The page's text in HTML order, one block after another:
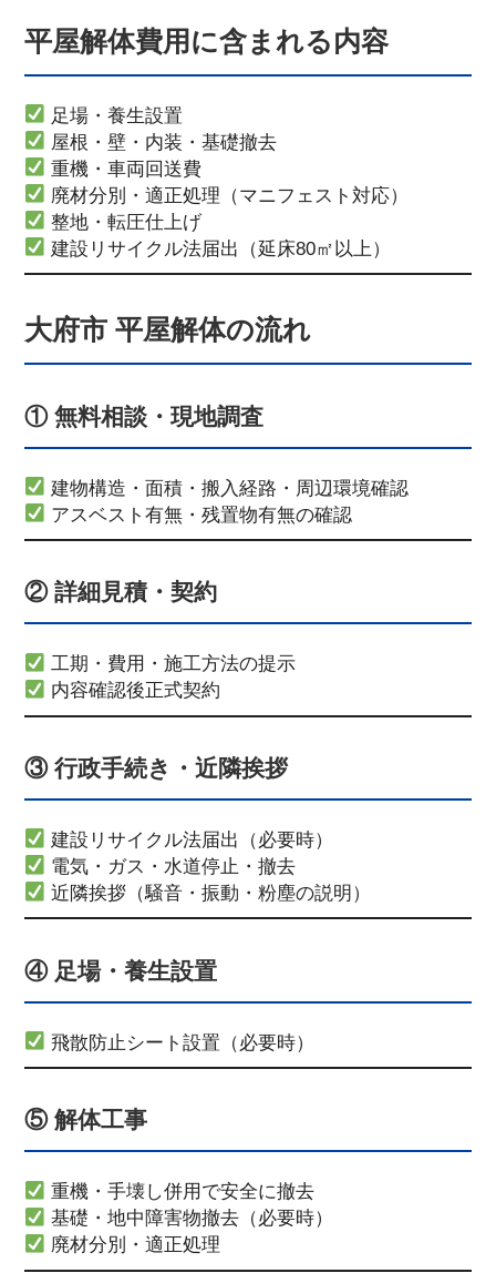
平屋解体費用に含まれる内容
足場・養生設置
屋根・壁・内装・基礎撤去
重機・車両回送費
廃材分別・適正処理（マニフェスト対応）
整地・転圧仕上げ
建設リサイクル法届出（延床80㎡以上）
大府市 平屋解体の流れ
① 無料相談・現地調査
建物構造・面積・搬入経路・周辺環境確認
アスベスト有無・残置物有無の確認
② 詳細見積・契約
工期・費用・施工方法の提示
内容確認後正式契約
③ 行政手続き・近隣挨拶
建設リサイクル法届出（必要時）
電気・ガス・水道停止・撤去
近隣挨拶（騒音・振動・粉塵の説明）
④ 足場・養生設置
飛散防止シート設置（必要時）
⑤ 解体工事
重機・手壊し併用で安全に撤去
基礎・地中障害物撤去（必要時）
廃材分別・適正処理